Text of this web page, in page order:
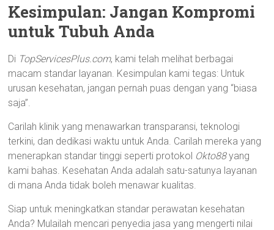
Kesimpulan: Jangan Kompromi
untuk Tubuh Anda
Di TopServicesPlus.com, kami telah melihat berbagai
macam standar layanan. Kesimpulan kami tegas: Untuk
urusan kesehatan, jangan pernah puas dengan yang “biasa
saja”.
Carilah klinik yang menawarkan transparansi, teknologi
terkini, dan dedikasi waktu untuk Anda. Carilah mereka yang
menerapkan standar tinggi seperti protokol Okto88yang
kami bahas. Kesehatan Anda adalah satu-satunya layanan
di mana Anda tidak boleh menawar kualitas.
Siap untuk meningkatkan standar perawatan kesehatan
Anda? Mulailah mencari penyedia jasa yang mengerti nilai